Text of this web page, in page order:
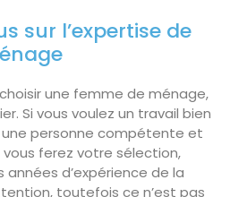
sur l’expertise de
une femme de ménage,
Si vous voulez un travail bien
une personne compétente et
ferez votre sélection,
d’expérience de la
toutefois ce n’est pas